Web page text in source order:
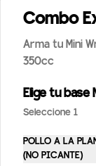
Combo
Arma tu Mini
350cc
Elige tu base
Seleccione 1
POLLO A LA
(NO PICANTE)